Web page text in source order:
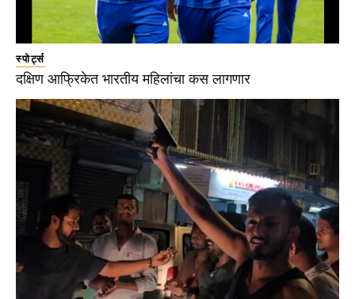
स्पोर्ट्स
दक्षिण आफ्रिकेत भारतीय महिलांचा कस लागणार